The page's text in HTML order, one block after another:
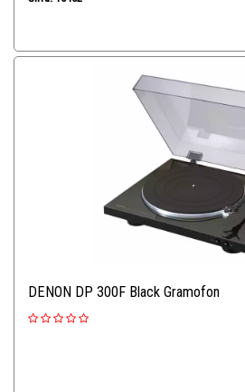
DENON DP 300F Black Gramofon